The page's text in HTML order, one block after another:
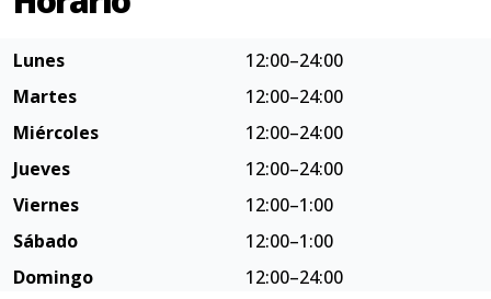
Lunes
12:00–24:00
Martes
12:00–24:00
Miércoles
12:00–24:00
Jueves
12:00–24:00
Viernes
12:00–1:00
Sábado
12:00–1:00
Domingo
12:00–24:00